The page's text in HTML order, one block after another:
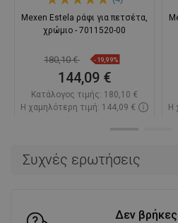
Συχνές ερωτήσεις
Δεν
Mexen Estela ράφι για πετσέτα,
χρώμιο - 7011520-00
180,10 € -19,99%
144,09 €
Κατάλογος τιμής: 180,10 €
Η χαμηλότερη τιμή: 144,09 €
Η